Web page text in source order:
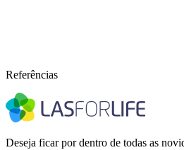
Referências
Deseja ficar por dentro de todas as